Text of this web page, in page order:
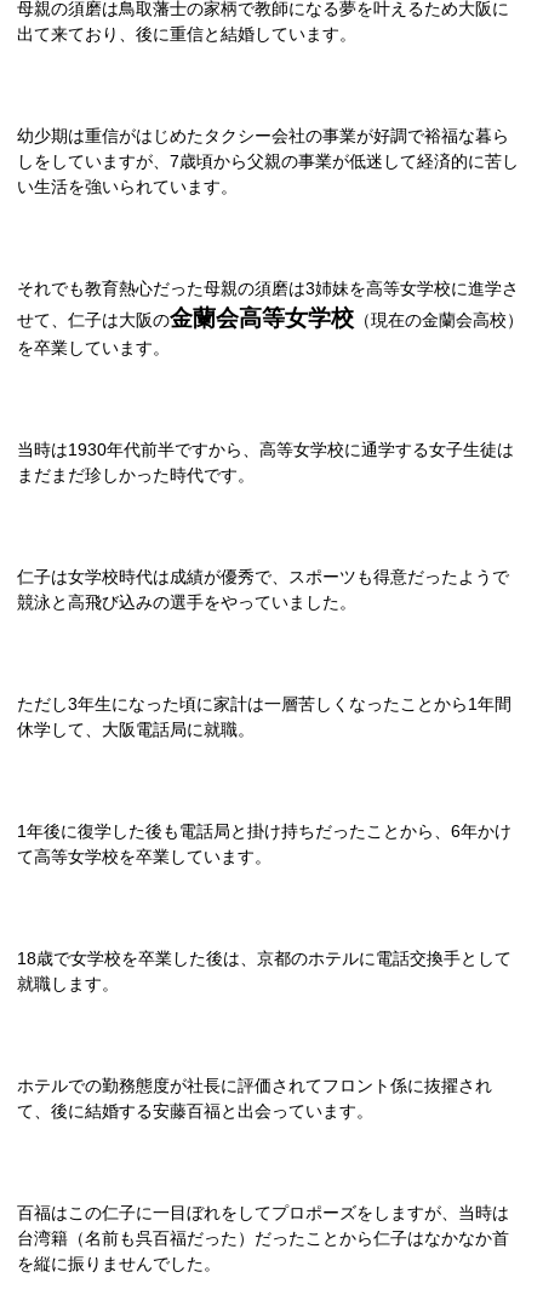
母親の須磨は鳥取藩士の家柄で教師になる夢を叶えるため大阪に
出て来ており、後に重信と結婚しています。
幼少期は重信がはじめたタクシー会社の事業が好調で裕福な暮ら
しをしていますが、7歳頃から父親の事業が低迷して経済的に苦し
い生活を強いられています。
それでも教育熱心だった母親の須磨は3姉妹を高等女学校に進学さ
せて、仁子は大阪の金蘭会高等女学校 （現在の金蘭会高校）
を卒業しています。
当時は1930年代前半ですから、高等女学校に通学する女子生徒は
まだまだ珍しかった時代です。
仁子は女学校時代は成績が優秀で、スポーツも得意だったようで
競泳と高飛び込みの選手をやっていました。
ただし3年生になった頃に家計は一層苦しくなったことから1年間
休学して、大阪電話局に就職。
1年後に復学した後も電話局と掛け持ちだったことから、6年かけ
て高等女学校を卒業しています。
18歳で女学校を卒業した後は、京都のホテルに電話交換手として
就職します。
ホテルでの勤務態度が社長に評価されてフロント係に抜擢され
て、後に結婚する安藤百福と出会っています。
百福はこの仁子に一目ぼれをしてプロポーズをしますが、当時は
台湾籍（名前も呉百福だった）だったことから仁子はなかなか首
を縦に振りませんでした。